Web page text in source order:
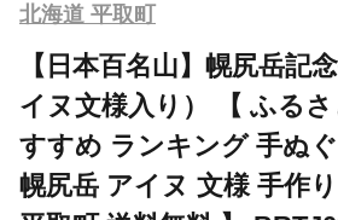
北海道 平取町
【日本百名山】幌尻岳記
イヌ文様入り） 【 ふる
すすめ ランキング 手ぬ
幌尻岳 アイヌ 文様 手作